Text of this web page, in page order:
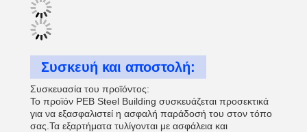
Συσκευή και αποστολή:
Συσκευασία του προϊόντος:
Το προϊόν PEB Steel Building συσκευάζεται προσεκτικά
για να εξασφαλιστεί η ασφαλή παράδοσή του στον τόπο
σας.Τα εξαρτήματα τυλίγονται με ασφάλεια και